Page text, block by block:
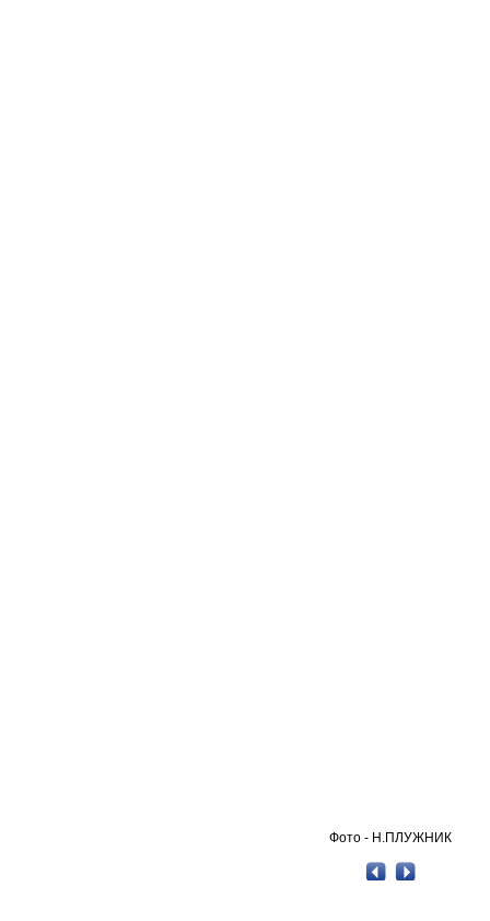
Фото - Н.ПЛУЖНИК